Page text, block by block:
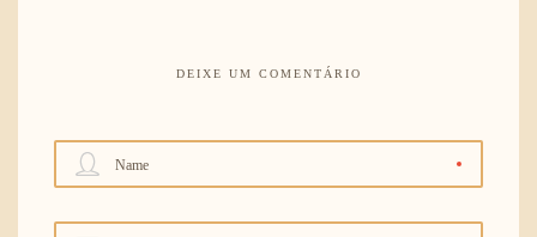
DEIXE UM COMENTÁRIO
Name